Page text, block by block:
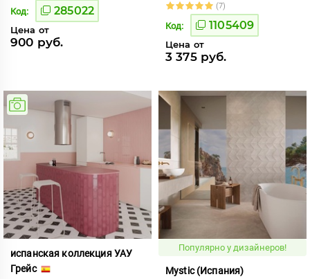
Код: 285022
Цена от
900 руб.
(7)
Код: 1105409
Цена от
3 375 руб.
испанская коллекция УАУ
Грейс
Популярно у дизайнеров!
Mystic (Испания)